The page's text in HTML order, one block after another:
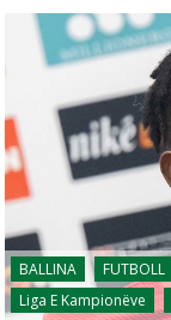
BALLINA FUTBOLL
Liga E Kampionëve